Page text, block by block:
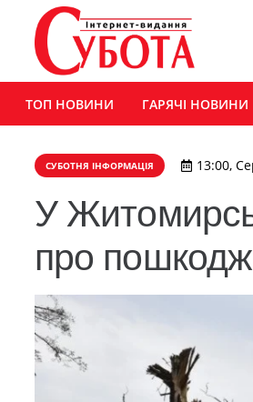
ТОП НОВИНИ ГАРЯЧІ НОВИНИ
СУБОТНЯ ІНФОРМАЦІЯ 13:00,
У
про